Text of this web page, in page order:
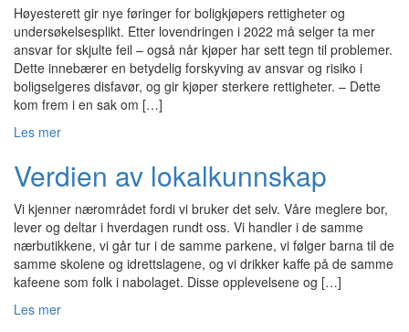
Høyesterett gir nye føringer for boligkjøpers rettigheter og
undersøkelsesplikt. Etter lovendringen i 2022 må selger ta mer
ansvar for skjulte feil – også når kjøper har sett tegn til problemer.
Dette innebærer en betydelig forskyving av ansvar og risiko i
boligselgeres disfavør, og gir kjøper sterkere rettigheter. – Dette
kom frem i en sak om […]
Les mer
Verdien av lokalkunnskap
Vi kjenner nærområdet fordi vi bruker det selv. Våre meglere bor,
lever og deltar i hverdagen rundt oss. Vi handler i de samme
nærbutikkene, vi går tur i de samme parkene, vi følger barna til de
samme skolene og idrettslagene, og vi drikker kaffe på de samme
kafeene som folk i nabolaget. Disse opplevelsene og […]
Les mer